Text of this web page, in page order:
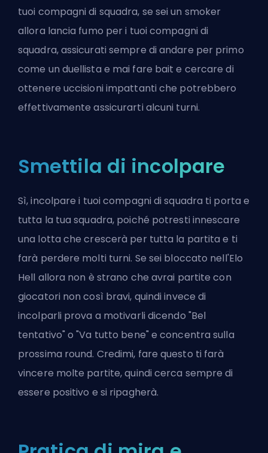
tuoi compagni di squadra, se sei un smoker
allora lancia fumo per i tuoi compagni di
squadra, assicurati sempre di andare per primo
come un duellista e mai fare bait e cercare di
ottenere uccisioni impattanti che potrebbero
effettivamente assicurarti alcuni turni.
Smettila di incolpare
Sì, incolpare i tuoi compagni di squadra ti porta e
tutta la tua squadra, poiché potresti innescare
una lotta che crescerà per tutta la partita e ti
farà perdere molti turni. Se sei bloccato nell'Elo
Hell allora non è strano che avrai partite con
giocatori non così bravi, quindi invece di
incolparli prova a motivarli dicendo "Bel
tentativo" o "Va tutto bene" e concentra sulla
prossima round. Credimi, fare questo ti farà
vincere molte partite, quindi cerca sempre di
essere positivo e si ripagherà.